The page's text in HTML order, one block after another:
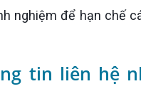
nghiệm để hạn chế
tin liên hệ